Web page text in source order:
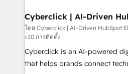
Cyberclick | AI-Driven
Partner
โดย Cyberclick | AI-Driven HubSpot
<10 การติดตั้ง
Cyberclick is an AI-powered
that helps brands connect